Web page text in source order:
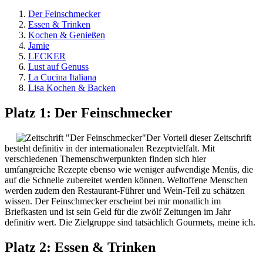
Der Feinschmecker
Essen & Trinken
Kochen & Genießen
Jamie
LECKER
Lust auf Genuss
La Cucina Italiana
Lisa Kochen & Backen
Platz 1: Der Feinschmecker
Der Vorteil dieser Zeitschrift
besteht definitiv in der internationalen Rezeptvielfalt. Mit
verschiedenen Themenschwerpunkten finden sich hier
umfangreiche Rezepte ebenso wie weniger aufwendige Menüs, die
auf die Schnelle zubereitet werden können. Weltoffene Menschen
werden zudem den Restaurant-Führer und Wein-Teil zu schätzen
wissen. Der Feinschmecker erscheint bei mir monatlich im
Briefkasten und ist sein Geld für die zwölf Zeitungen im Jahr
definitiv wert. Die Zielgruppe sind tatsächlich Gourmets, meine ich.
Platz 2: Essen & Trinken